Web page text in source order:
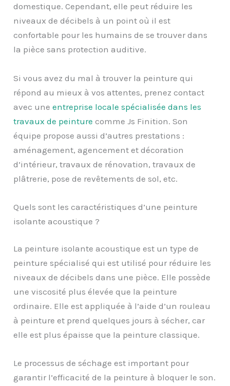
domestique. Cependant, elle peut réduire les
niveaux de décibels à un point où il est
confortable pour les humains de se trouver dans
la pièce sans protection auditive.
Si vous avez du mal à trouver la peinture qui
répond au mieux à vos attentes, prenez contact
avec uneentreprise locale spécialisée dans les
travaux de peinturecomme Js Finition. Son
équipe propose aussi d’autres prestations :
aménagement, agencement et décoration
d’intérieur, travaux de rénovation, travaux de
plâtrerie, pose de revêtements de sol, etc.
Quels sont les caractéristiques d’une peinture
isolante acoustique ?
La peinture isolante acoustique est un type de
peinture spécialisé qui est utilisé pour réduire les
niveaux de décibels dans une pièce. Elle possède
une viscosité plus élevée que la peinture
ordinaire. Elle est appliquée à l’aide d’un rouleau
à peinture et prend quelques jours à sécher, car
elle est plus épaisse que la peinture classique.
Le processus de séchage est important pour
garantir l’efficacité de la peinture à bloquer le son.